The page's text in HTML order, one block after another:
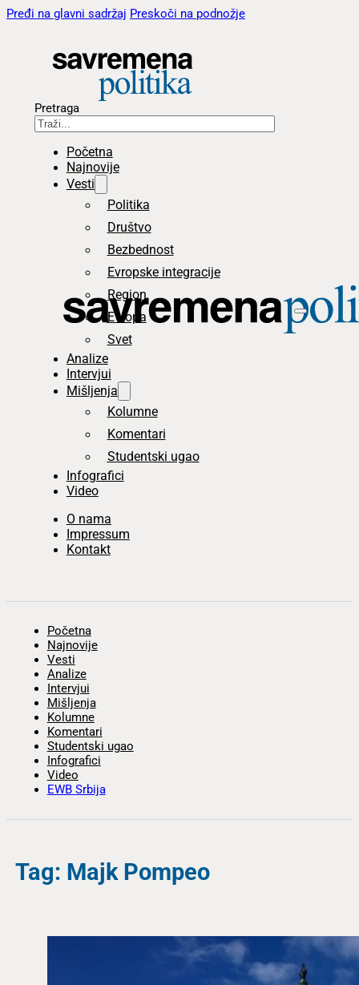
Pređi na glavni sadržaj Preskoči na podnožje
Pretraga
Početna
Najnovije
Vesti
Politika
Društvo
Bezbednost
Evropske integracije
Region
Evropa
Svet
Analize
Intervjui
Mišljenja
Kolumne
Komentari
Studentski ugao
Infografici
Video
O nama
Impressum
Kontakt
Početna
Najnovije
Vesti
Analize
Intervjui
Mišljenja
Kolumne
Komentari
Studentski ugao
Infografici
Video
EWB Srbija
Tag: Majk Pompeo